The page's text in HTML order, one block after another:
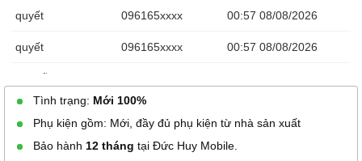
quyết 096165xxxx 00:57 08/08/2026
quyết 096165xxxx 00:57 08/08/2026
Thưởng Nguyễn
Nguyen tuan dat 078915xxxx 21:56 08/07/2026
Tình trạng: Mới 100%
Phụ kiện gồm: Mới, đầy đủ phụ kiện từ nhà sản xuất
Bảo hành 12 tháng tại Đức Huy Mobile.